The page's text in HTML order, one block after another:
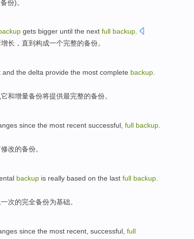
备份)。
gets bigger until the next full backup.
长， 直到构成一个完整的备份。
and the delta provide the most complete backup
和增量备份将提供最完整的备份。
since the most recent successful full backup
修改的备份。
backup is really based on the last full backup
一次的完全备份为基础。
since the most recent successful full